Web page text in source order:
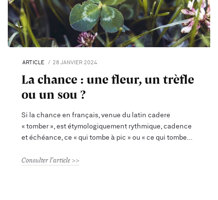
ARTICLE 28 JANVIER 2024
La chance : une fleur, un trèfle
ou un sou ?
Si la chance en français, venue du latin cadere
« tomber », est étymologiquement rythmique, cadence
et échéance, ce « qui tombe à pic » ou « ce qui tombe
Consulter l'article